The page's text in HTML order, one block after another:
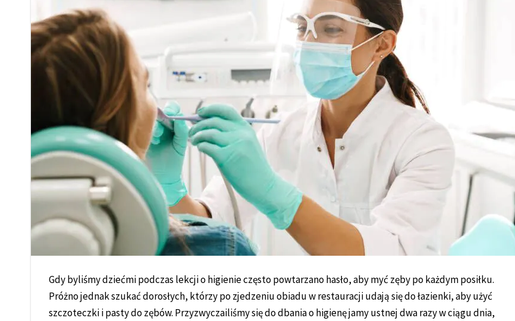
Gdy byliśmy dziećmi podczas lekcji o higienie często powtarzano hasło, aby myć zęby po każdym posiłku.
Próżno jednak szukać dorosłych, którzy po zjedzeniu obiadu w restauracji udają się do łazienki, aby użyć
szczoteczki i pasty do zębów. Przyzwyczailiśmy się do dbania o higienę jamy ustnej dwa razy w ciągu dnia,